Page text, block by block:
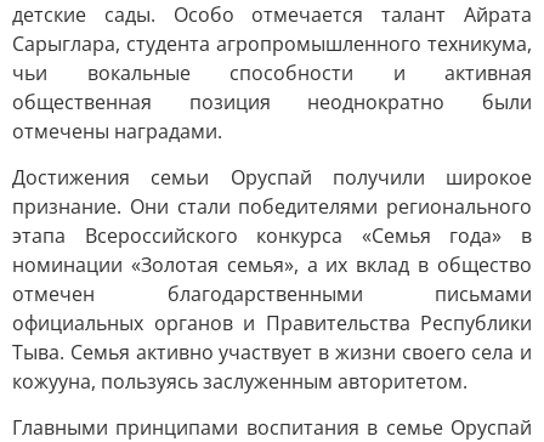
детские сады. Особо отмечается талант Айрата
Сарыглара, студента агропромышленного техникума,
чьи вокальные способности и активная
общественная позиция неоднократно были
отмечены наградами.
Достижения семьи Оруспай получили широкое
признание. Они стали победителями регионального
этапа Всероссийского конкурса «Семья года» в
номинации «Золотая семья», а их вклад в общество
отмечен благодарственными письмами
официальных органов и Правительства Республики
Тыва. Семья активно участвует в жизни своего села и
кожууна, пользуясь заслуженным авторитетом.
Главными принципами воспитания в семье Оруспай